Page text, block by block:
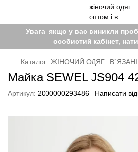
Увага, якщо у вас виникли
особистий кабінет,
Каталог ЖІНОЧИЙ ОДЯГ
Майка SEWEL JS904
Артикул: 2000000293486 Написати